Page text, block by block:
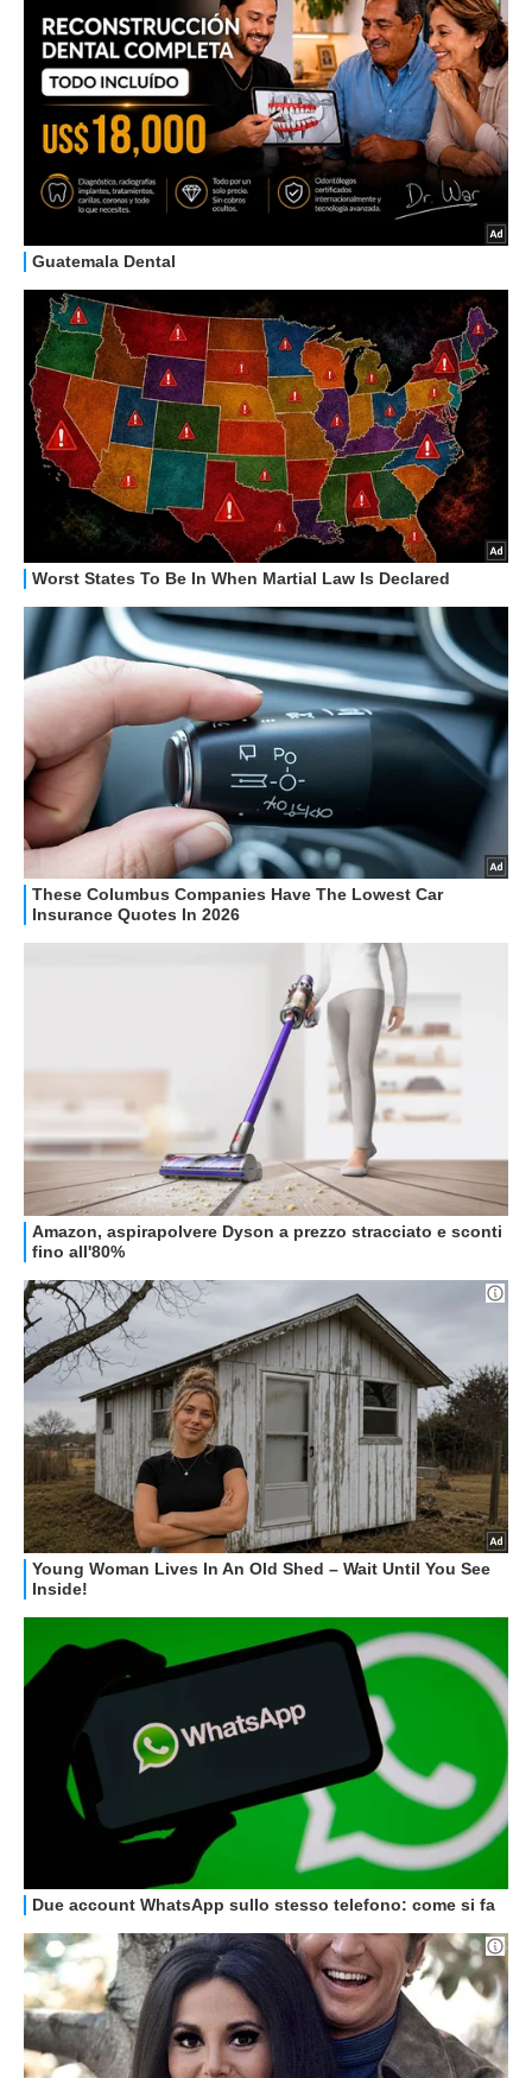
HOW TO
GUIDE ALL'ACQUISTO